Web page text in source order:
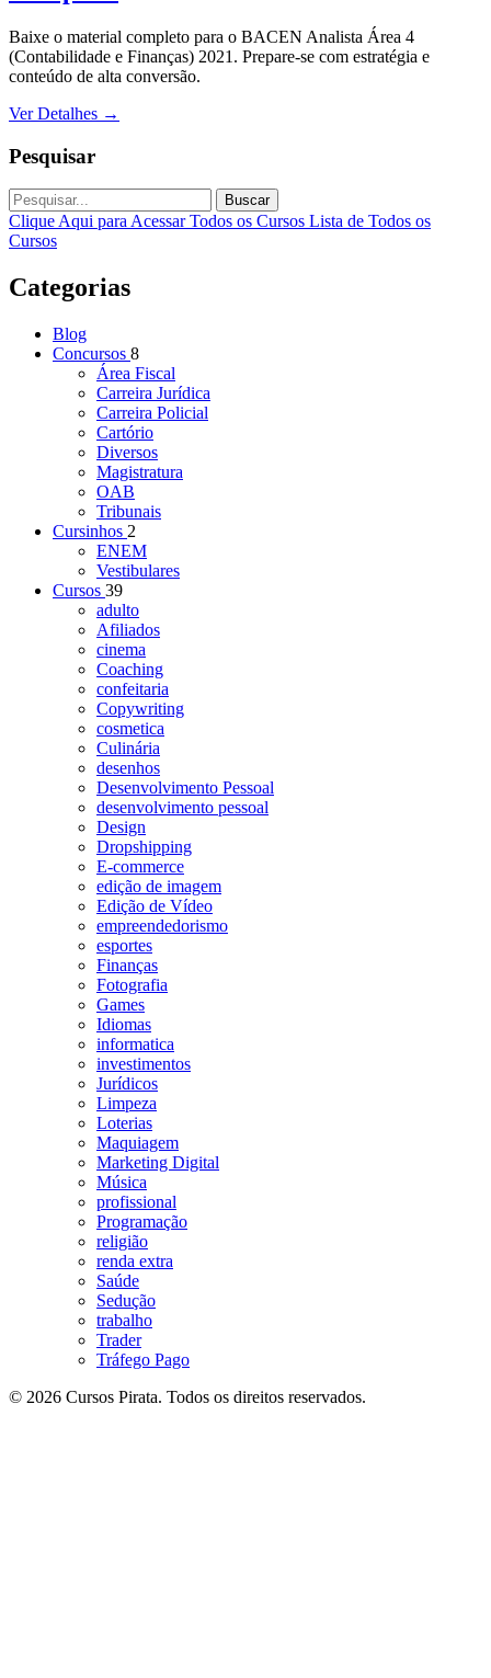
Baixe o material completo para o BACEN Analista Área 4
(Contabilidade e Finanças) 2021. Prepare-se com estratégia e
conteúdo de alta conversão.
Ver Detalhes →
Pesquisar
Buscar
Clique Aqui para Acessar Todos os Cursos Lista de Todos os
Cursos
Categorias
Blog
Concursos 8
Área Fiscal
Carreira Jurídica
Carreira Policial
Cartório
Diversos
Magistratura
OAB
Tribunais
Cursinhos 2
ENEM
Vestibulares
Cursos 39
adulto
Afiliados
cinema
Coaching
confeitaria
Copywriting
cosmetica
Culinária
desenhos
Desenvolvimento Pessoal
desenvolvimento pessoal
Design
Dropshipping
E-commerce
edição de imagem
Edição de Vídeo
empreendedorismo
esportes
Finanças
Fotografia
Games
Idiomas
informatica
investimentos
Jurídicos
Limpeza
Loterias
Maquiagem
Marketing Digital
Música
profissional
Programação
religião
renda extra
Saúde
Sedução
trabalho
Trader
Tráfego Pago
© 2026 Cursos Pirata. Todos os direitos reservados.